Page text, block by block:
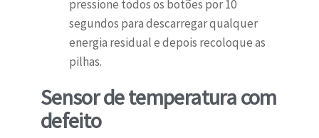
pressione todos os botões por 10
segundos para descarregar qualquer
energia residual e depois recoloque as
pilhas.
Sensor de temperatura com
defeito